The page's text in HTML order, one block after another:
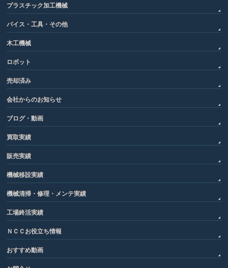
プラスチック加工機械
バイス・工具・その他
木工機械
ロボット
売却済み
会社からのお知らせ
ブログ・動画
買取実績
販売実績
機械移設実績
機械清掃・修理・メンテ実績
工場終活実績
ＮＣＣお役立ち情報
おすすめ動画